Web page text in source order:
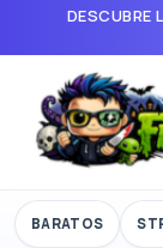
DESCUBRE
BARATOS